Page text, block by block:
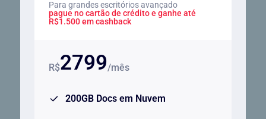
Para grandes escritórios avançado
pague no cartão de crédito e ganhe até
R$1.500 em cashback
R$2799/mês
200GB Docs em Nuvem